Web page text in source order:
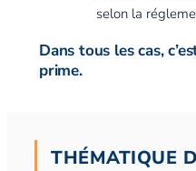
selon la
Dans tous les cas,
prime.
THÉMATIQUE